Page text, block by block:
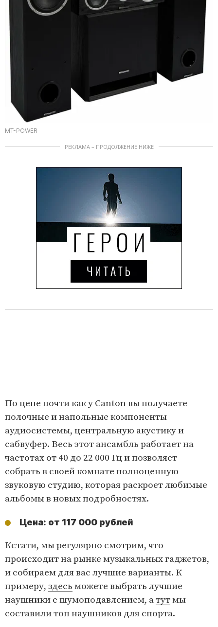
MT-POWER
РЕКЛАМА – ПРОДОЛЖЕНИЕ НИЖЕ
По цене почти как у Canton вы получаете
полочные и напольные компоненты
аудиосистемы, центральную акустику и
сабвуфер. Весь этот ансамбль работает на
частотах от 40 до 22 000 Гц и позволяет
собрать в своей комнате полноценную
звуковую студию, которая раскроет любимые
альбомы в новых подробностях.
Цена: от 117 000 рублей
Кстати, мы регулярно смотрим, что
происходит на рынке музыкальных гаджетов,
и собираем для вас лучшие варианты. К
примеру, здесь можете выбрать лучшие
наушники с шумоподавлением, атутмы
составили топ наушников для спорта.